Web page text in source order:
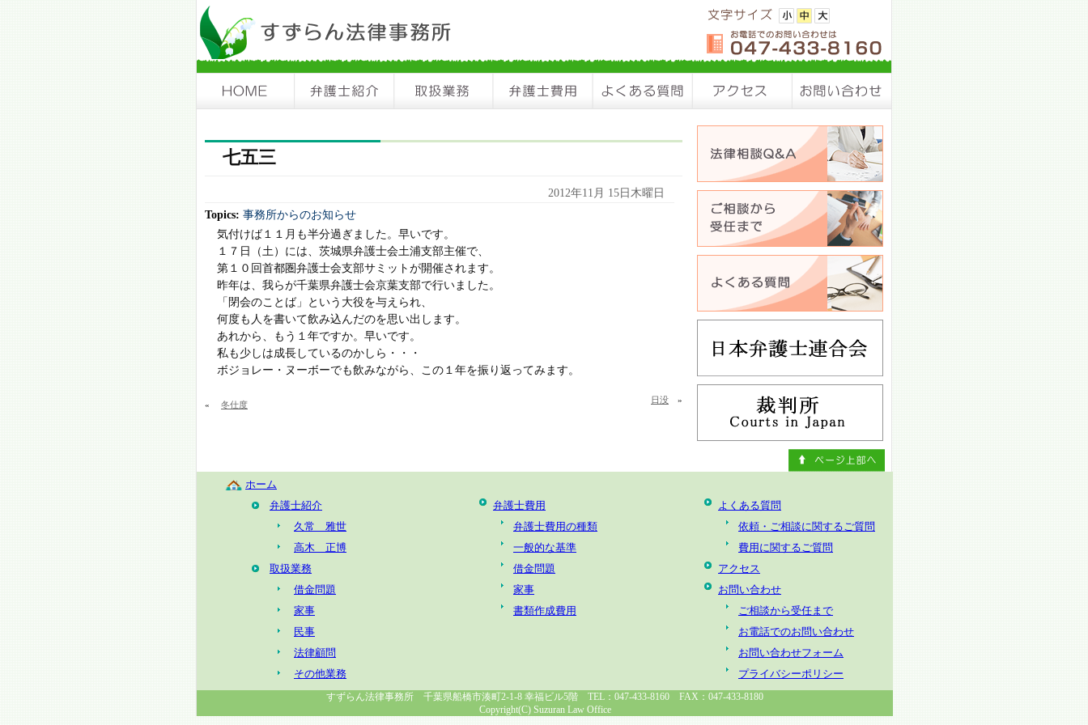
七五三
2012年11月 15日木曜日
Topics: 事務所からのお知らせ
気付けば１１月も半分過ぎました。早いです。
１７日（土）には、茨城県弁護士会土浦支部主催で、
第１０回首都圏弁護士会支部サミットが開催されます。
昨年は、我らが千葉県弁護士会京葉支部で行いました。
「閉会のことば」という大役を与えられ、
何度も人を書いて飲み込んだのを思い出します。
あれから、もう１年ですか。早いです。
私も少しは成長しているのかしら・・・
ボジョレー・ヌーボーでも飲みながら、この１年を振り返ってみます。
« 冬仕度 日没 »
ホーム
弁護士紹介
久常 雅世
高木 正博
取扱業務
借金問題
家事
民事
法律顧問
その他業務
弁護士費用
弁護士費用の種類
一般的な基準
借金問題
家事
書類作成費用
よくある質問
依頼・ご相談に関するご質問
費用に関するご質問
アクセス
お問い合わせ
ご相談から受任まで
お電話でのお問い合わせ
お問い合わせフォーム
プライバシーポリシー
すずらん法律事務所 千葉県船橋市湊町2-1-8 幸福ビル5階 TEL：047-433-8160 FAX：047-433-8180
Copyright(C) Suzuran Law Office